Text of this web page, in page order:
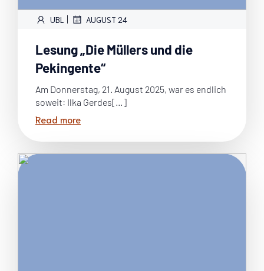
UBL | AUGUST 24
Lesung „Die Müllers und die
Pekingente“
Am Donnerstag, 21. August 2025, war es endlich
soweit: Ilka Gerdes[…]
Read more